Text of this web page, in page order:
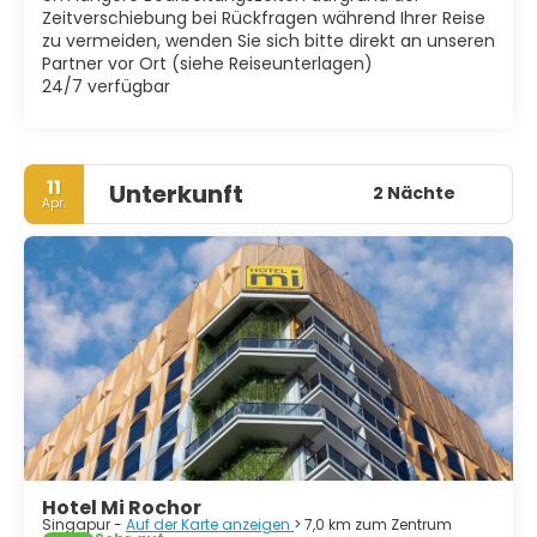
Zeitverschiebung bei Rückfragen während Ihrer Reise
zu vermeiden, wenden Sie sich bitte direkt an unseren
Partner vor Ort (siehe Reiseunterlagen)
24/7 verfügbar
11
Apr. Unterkunft 2 Nächte
Hotel Mi Rochor
Singapur - Auf der Karte anzeigen > 7,0 km zum Zentrum